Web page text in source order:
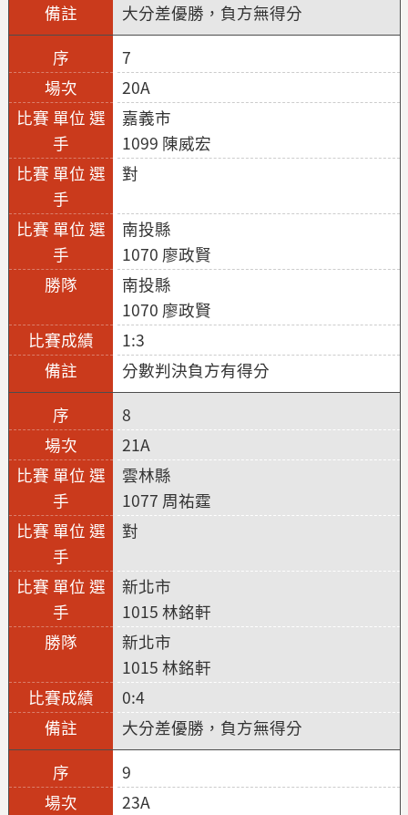
大分差優勝，負方無得分
7
20A
嘉義市
1099 陳威宏
對
南投縣
1070 廖政賢
南投縣
1070 廖政賢
1:3
分數判決負方有得分
8
21A
雲林縣
1077 周祐霆
對
新北市
1015 林銘軒
新北市
1015 林銘軒
0:4
大分差優勝，負方無得分
9
23A